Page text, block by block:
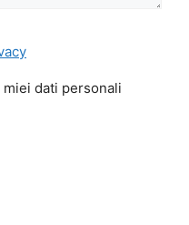
dati personali